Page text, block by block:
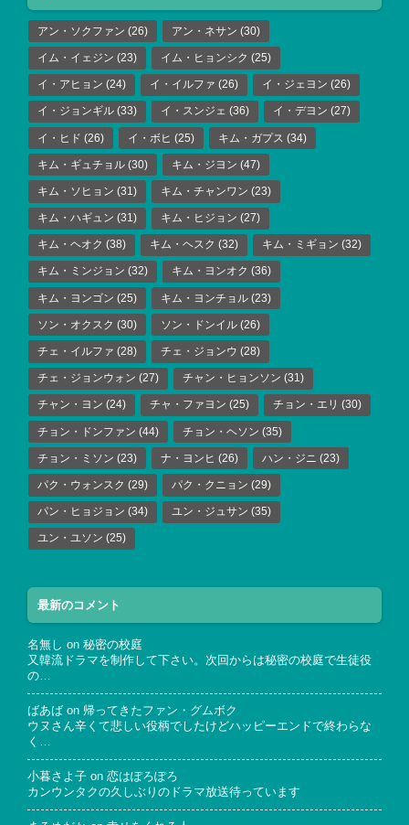
アン・ソクファン (26) アン・ネサン (30)
イム・イェジン (23) イム・ヒョンシク (25)
イ・アヒョン (24) イ・イルファ (26) イ・ジェヨン (26)
イ・ジョンギル (33) イ・スンジェ (36) イ・デヨン (27)
イ・ヒド (26) イ・ボヒ (25) キム・ガプス (34)
キム・ギュチョル (30) キム・ジヨン (47)
キム・ソヒョン (31) キム・チャンワン (23)
キム・ハギュン (31) キム・ヒジョン (27)
キム・ヘオク (38) キム・ヘスク (32) キム・ミギョン (32)
キム・ミンジョン (32) キム・ヨンオク (36)
キム・ヨンゴン (25) キム・ヨンチョル (23)
ソン・オクスク (30) ソン・ドンイル (26)
チェ・イルファ (28) チェ・ジョンウ (28)
チェ・ジョンウォン (27) チャン・ヒョンソン (31)
チャン・ヨン (24) チャ・ファヨン (25) チョン・エリ (30)
チョン・ドンファン (44) チョン・ヘソン (35)
チョン・ミソン (23) ナ・ヨンヒ (26) ハン・ジニ (23)
パク・ウォンスク (29) パク・クニョン (29)
パン・ヒョジョン (34) ユン・ジュサン (35)
ユン・ユソン (25)
最新のコメント
名無し on 秘密の校庭
又韓流ドラマを制作して下さい。次回からは秘密の校庭で生徒役
の…
ばあば on 帰ってきたファン・グムボク
ウヌさん辛くて悲しい役柄でしたけどハッピーエンドで終わらな
く…
小暮さよ子 on 恋はぽろぽろ
カンウンタクの久しぶりのドラマ放送待っています